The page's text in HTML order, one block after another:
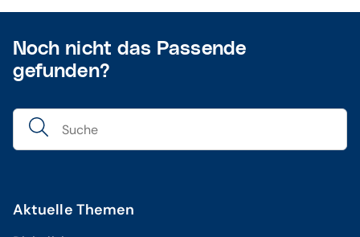
Noch nicht das Passende
gefunden?
Aktuelle Themen